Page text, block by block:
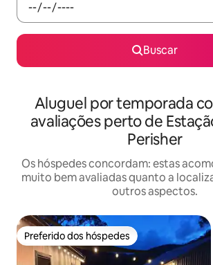
Buscar
Aluguel por temporada
avaliações perto de
Perisher
Os hóspedes concordam: estas
muito bem avaliadas quanto a
outros aspectos.
Preferido dos hóspedes
Preferido dos hóspedes